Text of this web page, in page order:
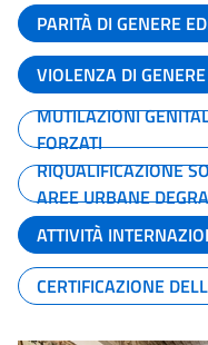
PARITÀ DI GENERE
VIOLENZA DI GENERE
MUTILAZIONI
FORZATI
RIQUALIFICAZIONE
AREE URBANE
ATTIVITÀ
CERTIFICAZIONE